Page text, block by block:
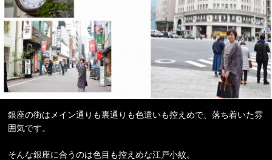
銀座の街はメイン通りも裏通りも色遣いも控えめで、落ち着いた雰
囲気です。
そんな銀座に合うのは色目も控えめな江戸小紋。